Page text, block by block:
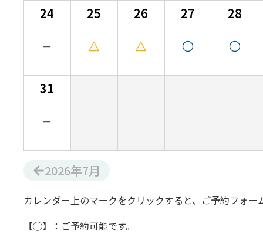
24 25 26 27 28
31
2026年7月
カレンダー上のマークをクリックすると、ご予約フォー
【◯】：ご予約可能です。